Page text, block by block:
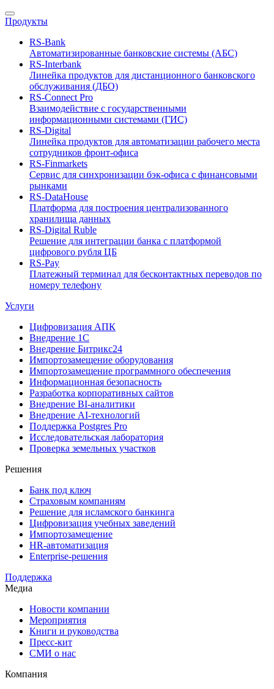
Продукты
RS-Bank
Автоматизированные банковские системы (АБС)
RS-Interbank
Линейка продуктов для дистанционного банковского
обслуживания (ДБО)
RS-Connect Pro
Взаимодействие с государственными
информационными системами (ГИС)
RS-Digital
Линейка продуктов для автоматизации рабочего места
сотрудников фронт-офиса
RS-Finmarkets
Сервис для синхронизации бэк-офиса с финансовыми
рынками
RS-DataHouse
Платформа для построения централизованного
хранилища данных
RS-Digital Ruble
Решение для интеграции банка с платформой
цифрового рубля ЦБ
RS-Pay
Платежный терминал для бесконтактных переводов по
номеру телефону
Услуги
Цифровизация АПК
Внедрение 1С
Внедрение Битрикс24
Импортозамещение оборудования
Импортозамещение программного обеспечения
Информационная безопасность
Разработка корпоративных сайтов
Внедрение BI-аналитики
Внедрение AI-технологий
Поддержка Postgres Pro
Исследовательская лаборатория
Проверка земельных участков
Решения
Банк под ключ
Страховым компаниям
Решение для исламского банкинга
Цифровизация учебных заведений
Импортозамещение
HR-автоматизация
Enterprise-решения
Поддержка
Медиа
Новости компании
Мероприятия
Книги и руководства
Пресс-кит
СМИ о нас
Компания